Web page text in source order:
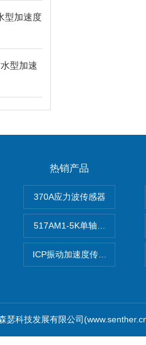
型加速度
型加速
热销产品
370A应力波传感器
517AM1-5K单轴冲击IEPE加
ICP振动加速度传感器
瑟科技发展有限公司